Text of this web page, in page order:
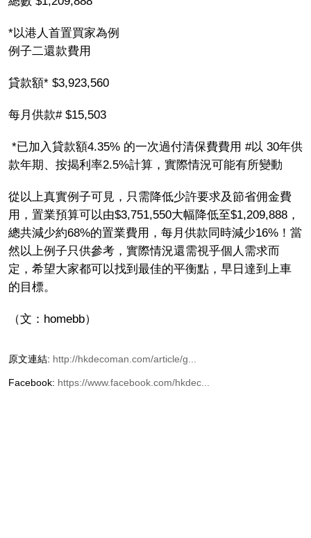
*以港人首置買家為例
例子二還款費用
貸款額* $3,923,560
每月供款# $15,503
*已加入貸款額4.35% 的一次過付清保費費用 #以 30年供
款年期、按揭利率2.5%計算，實際情況可能有所變動
從以上真實例子可見，只需降低少許要求及節省佣金費
用，置業預算可以由$3,751,550大幅降低至$1,209,888，
總共減少約68%的置業費用，每月供款同時減少16%！當
然以上例子只供參考，實際情況還需視乎個人需求而
定，希望大家都可以找到最佳的平衡點，早日達到上車
的目標。
（文：homebb）
原文連結: http://hkdecoman.com/article/g...
Facebook: https://www.facebook.com/hkdec...